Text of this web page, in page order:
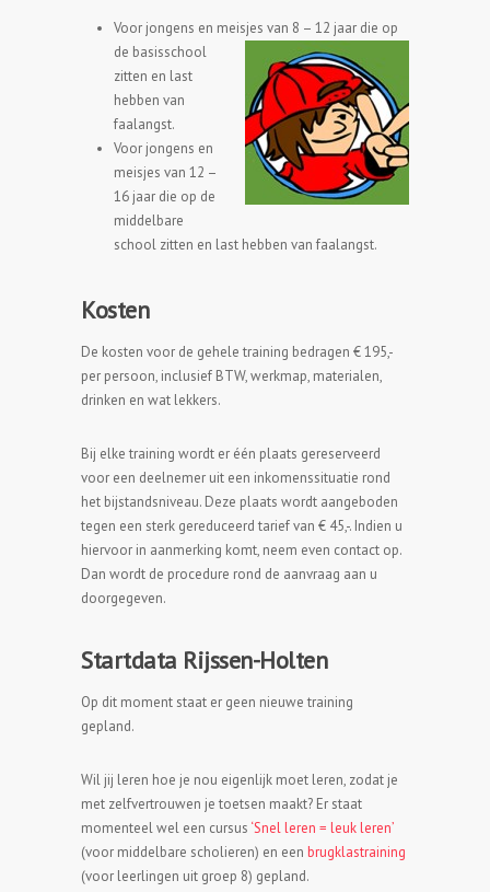
Voor jongens en meisjes van 8 – 12 jaar die op
de basisschool
zitten en last
hebben van
faalangst.
Voor jongens en
meisjes van 12 –
16 jaar die op de
middelbare
school zitten en last hebben van faalangst.
Kosten
De kosten voor de gehele training bedragen € 195,-
per persoon, inclusief BTW, werkmap, materialen,
drinken en wat lekkers.
Bij elke training wordt er één plaats gereserveerd
voor een deelnemer uit een inkomenssituatie rond
het bijstandsniveau. Deze plaats wordt aangeboden
tegen een sterk gereduceerd tarief van € 45,-. Indien u
hiervoor in aanmerking komt, neem even contact op.
Dan wordt de procedure rond de aanvraag aan u
doorgegeven.
Startdata Rijssen-Holten
Op dit moment staat er geen nieuwe training
gepland.
Wil jij leren hoe je nou eigenlijk moet leren, zodat je
met zelfvertrouwen je toetsen maakt? Er staat
momenteel wel een cursus ‘Snel leren = leuk leren’
(voor middelbare scholieren) en een brugklastraining
(voor leerlingen uit groep 8) gepland.